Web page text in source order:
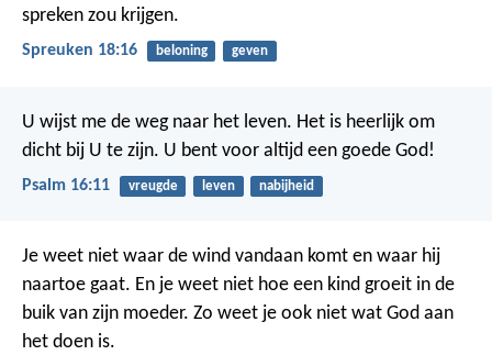
spreken zou krijgen.
Spreuken 18:16 beloning geven
U wijst me de weg naar het leven. Het is heerlijk om
dicht bij U te zijn. U bent voor altijd een goede God!
Psalm 16:11 vreugde leven nabijheid
Je weet niet waar de wind vandaan komt en waar hij
naartoe gaat. En je weet niet hoe een kind groeit in de
buik van zijn moeder. Zo weet je ook niet wat God aan
het doen is.